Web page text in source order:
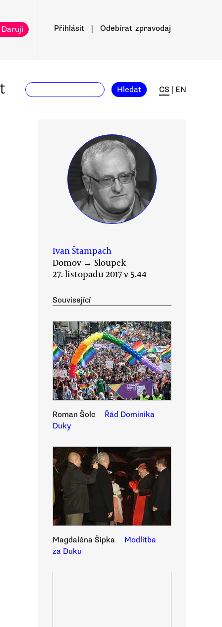
Přihlásit Odebírat zpravodaj
Hledat CS EN
Ivan Štampach
Domov → Sloupek
27. listopadu 2017 v 5.44
Související
Roman Šolc
Řád Dominika
Duky
Magdaléna Šipka
Modlitba
za Duku